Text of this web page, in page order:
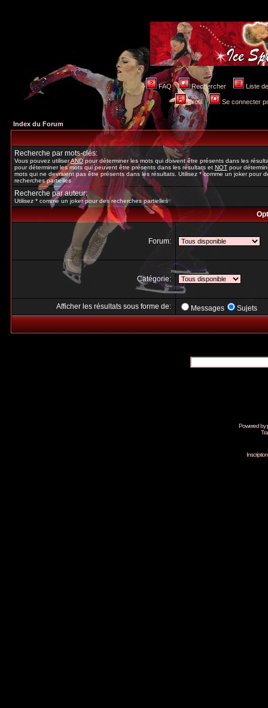
FAQ Rechercher Liste
Profil Se connecter
Index du Forum
Recherche par mots-clés:
Vous pouvez utiliserANDpour déterminer les mots qui doivent être présents dans les
pour déterminer les mots qui peuvent être présents dans les résultats etNOTpour
mots qui ne devraient pas être présents dans les résultats. Utilisez * comme un joker pour
recherches partielles
Recherche par auteur:
Utilisez * comme un joker pour des recherches partielles
Forum:
Catégorie:
Afficher les résultats sous forme de: Messages Sujets
Powered by